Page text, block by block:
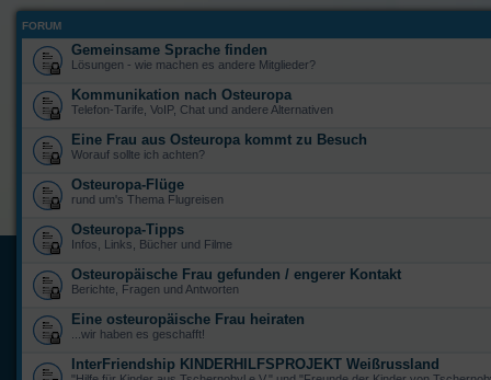
FORUM
Gemeinsame Sprache finden
Lösungen - wie machen es andere Mitglieder?
Kommunikation nach Osteuropa
Telefon-Tarife, VoIP, Chat und andere Alternativen
Eine Frau aus Osteuropa kommt zu Besuch
Worauf sollte ich achten?
Osteuropa-Flüge
rund um's Thema Flugreisen
Osteuropa-Tipps
Infos, Links, Bücher und Filme
Osteuropäische Frau gefunden / engerer Kontakt
Berichte, Fragen und Antworten
Eine osteuropäische Frau heiraten
...wir haben es geschafft!
InterFriendship KINDERHILFSPROJEKT Weißrussland